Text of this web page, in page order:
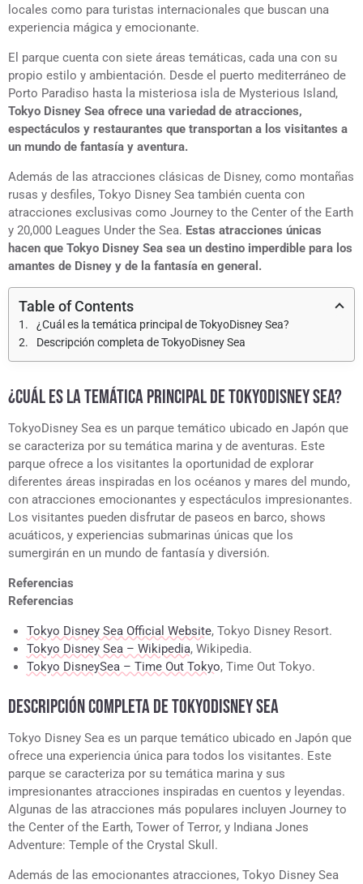
locales como para turistas internacionales que buscan una
experiencia mágica y emocionante.
El parque cuenta con siete áreas temáticas, cada una con su
propio estilo y ambientación. Desde el puerto mediterráneo de
Porto Paradiso hasta la misteriosa isla de Mysterious Island,
Tokyo Disney Sea ofrece una variedad de atracciones,
espectáculos y restaurantes que transportan a los visitantes a
un mundo de fantasía y aventura.
Además de las atracciones clásicas de Disney, como montañas
rusas y desfiles, Tokyo Disney Sea también cuenta con
atracciones exclusivas como Journey to the Center of the Earth
y 20,000 Leagues Under the Sea. Estas atracciones únicas
hacen que Tokyo Disney Sea sea un destino imperdible para los
amantes de Disney y de la fantasía en general.
Table of Contents
¿Cuál es la temática principal de TokyoDisney Sea?
Descripción completa de TokyoDisney Sea
¿CUÁL ES LA TEMÁTICA PRINCIPAL DE TOKYODISNEY SEA?
TokyoDisney Sea es un parque temático ubicado en Japón que
se caracteriza por su temática marina y de aventuras. Este
parque ofrece a los visitantes la oportunidad de explorar
diferentes áreas inspiradas en los océanos y mares del mundo,
con atracciones emocionantes y espectáculos impresionantes.
Los visitantes pueden disfrutar de paseos en barco, shows
acuáticos, y experiencias submarinas únicas que los
sumergirán en un mundo de fantasía y diversión.
Referencias
Referencias
Tokyo Disney Sea Official Website, Tokyo Disney Resort.
Tokyo Disney Sea – Wikipedia, Wikipedia.
Tokyo DisneySea – Time Out Tokyo, Time Out Tokyo.
DESCRIPCIÓN COMPLETA DE TOKYODISNEY SEA
Tokyo Disney Sea es un parque temático ubicado en Japón que
ofrece una experiencia única para todos los visitantes. Este
parque se caracteriza por su temática marina y sus
impresionantes atracciones inspiradas en cuentos y leyendas.
Algunas de las atracciones más populares incluyen Journey to
the Center of the Earth, Tower of Terror, y Indiana Jones
Adventure: Temple of the Crystal Skull.
Además de las emocionantes atracciones, Tokyo Disney Sea